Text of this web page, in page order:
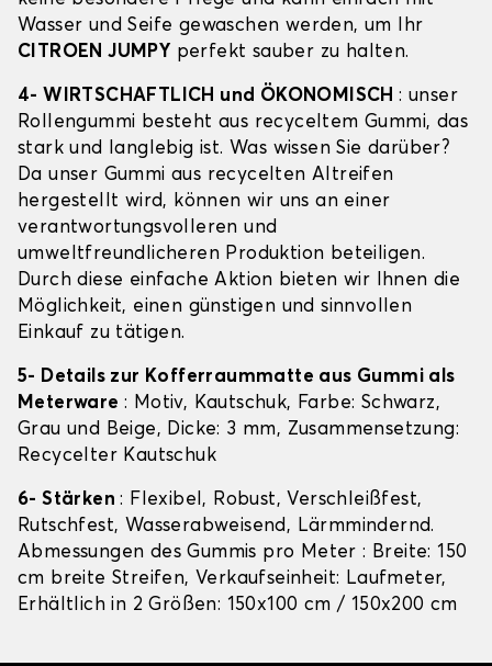
Wasser und Seife gewaschen werden, um Ihr
CITROEN JUMPY perfekt sauber zu halten.
4- WIRTSCHAFTLICH und ÖKONOMISCH: unser
Rollengummi besteht aus recyceltem Gummi, das
stark und langlebig ist. Was wissen Sie darüber?
Da unser Gummi aus recycelten Altreifen
hergestellt wird, können wir uns an einer
verantwortungsvolleren und
umweltfreundlicheren Produktion beteiligen.
Durch diese einfache Aktion bieten wir Ihnen die
Möglichkeit, einen günstigen und sinnvollen
Einkauf zu tätigen.
5- Details zur Kofferraummatte aus Gummi als
Meterware: Motiv, Kautschuk, Farbe: Schwarz,
Grau und Beige, Dicke: 3 mm, Zusammensetzung:
Recycelter Kautschuk
6- Stärken: Flexibel, Robust, Verschleißfest,
Rutschfest, Wasserabweisend, Lärmmindernd.
Abmessungen des Gummis pro Meter : Breite: 150
cm breite Streifen, Verkaufseinheit: Laufmeter,
Erhältlich in 2 Größen: 150x100 cm / 150x200 cm